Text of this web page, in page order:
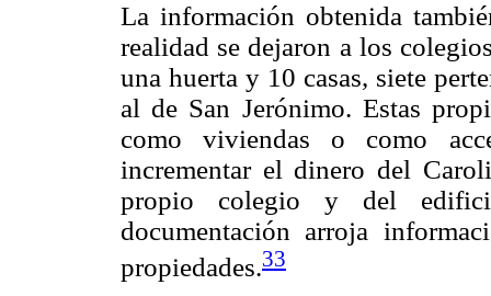
La información obtenida
realidad se dejaron a los
una huerta y 10 casas, siete
al de San Jerónimo. Estas
como viviendas o como
incrementar el dinero del
propio colegio y del
documentación arroja
propiedades.33